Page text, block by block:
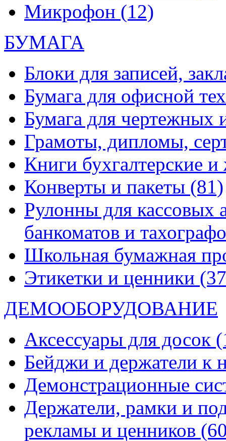
Микрофон (12)
БУМАГА
Блоки для записей,
Бумага для офисной
Бумага для чертежных
Грамоты, дипломы,
Книги бухгалтерские
Конверты и пакеты (81)
Рулонны для кассовых
банкоматов и
Школьная бумажная
Этикетки и ценники
ДЕМООБОРУДОВАНИЕ
Аксессуары для досок
Бейджи и держатели к
Демонстрационные
Держатели, рамки и
рекламы и ценников